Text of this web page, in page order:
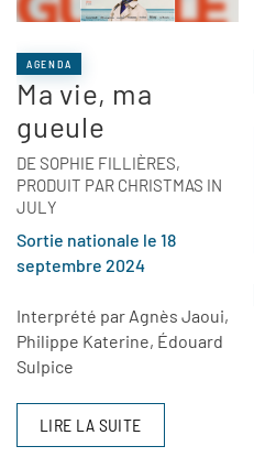
AGENDA
Ma vie, ma
gueule
DE SOPHIE FILLIÈRES,
PRODUIT PAR CHRISTMAS IN
JULY
Sortie nationale le 18
septembre 2024
Interprété par Agnès Jaoui,
Philippe Katerine, Édouard
Sulpice
LIRE LA SUITE